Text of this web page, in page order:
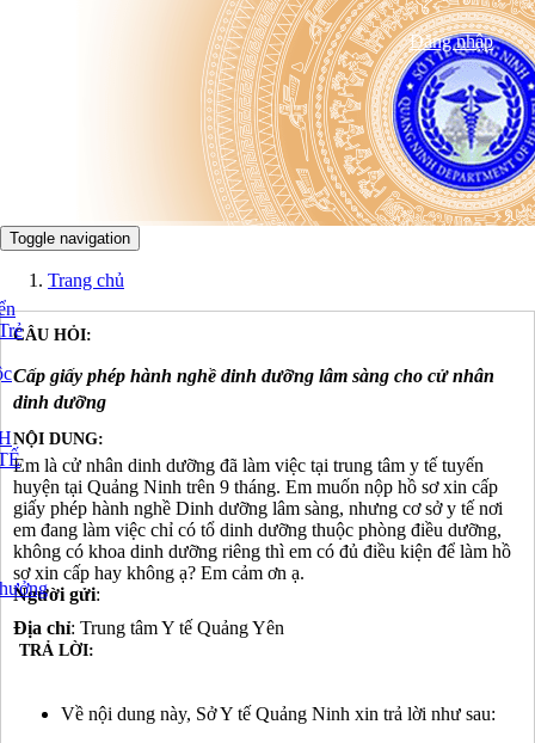
Đăng nhập
Toggle navigation
Trang chủ
CÂU HỎI:
Cấp giấy phép hành nghề dinh dưỡng lâm sàng cho cử nhân
dinh dưỡng
NỘI DUNG:
Em là cử nhân dinh dưỡng đã làm việc tại trung tâm y tế tuyến
huyện tại Quảng Ninh trên 9 tháng. Em muốn nộp hồ sơ xin cấp
giấy phép hành nghề Dinh dưỡng lâm sàng, nhưng cơ sở y tế nơi
em đang làm việc chỉ có tổ dinh dưỡng thuộc phòng điều dưỡng,
không có khoa dinh dưỡng riêng thì em có đủ điều kiện để làm hồ
sơ xin cấp hay không ạ? Em cảm ơn ạ.
Người gửi:
Địa chỉ: Trung tâm Y tế Quảng Yên
TRẢ LỜI:
Về nội dung này, Sở Y tế Quảng Ninh xin trả lời như sau: